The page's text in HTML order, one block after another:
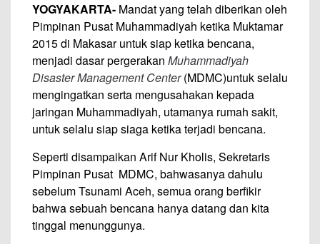
YOGYAKARTA- Mandat yang telah diberikan oleh
Pimpinan Pusat Muhammadiyah ketika Muktamar
2015 di Makasar untuk siap ketika bencana,
menjadi dasar pergerakan Muhammadiyah
Disaster Management Center(MDMC)untuk selalu
mengingatkan serta mengusahakan kepada
jaringan Muhammadiyah, utamanya rumah sakit,
untuk selalu siap siaga ketika terjadi bencana.
Seperti disampaikan Arif Nur Kholis, Sekretaris
Pimpinan Pusat MDMC, bahwasanya dahulu
sebelum Tsunami Aceh, semua orang berfikir
bahwa sebuah bencana hanya datang dan kita
tinggal menunggunya.